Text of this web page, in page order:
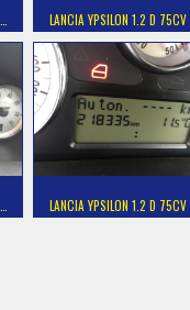
LANCIA YPSILON 1.2 D 75CV …
LANCIA YPSILON 1.2 D 75CV …